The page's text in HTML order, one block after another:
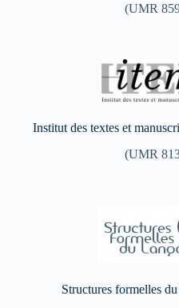
(UMR
Institut des textes et
(UMR
Structures formelles